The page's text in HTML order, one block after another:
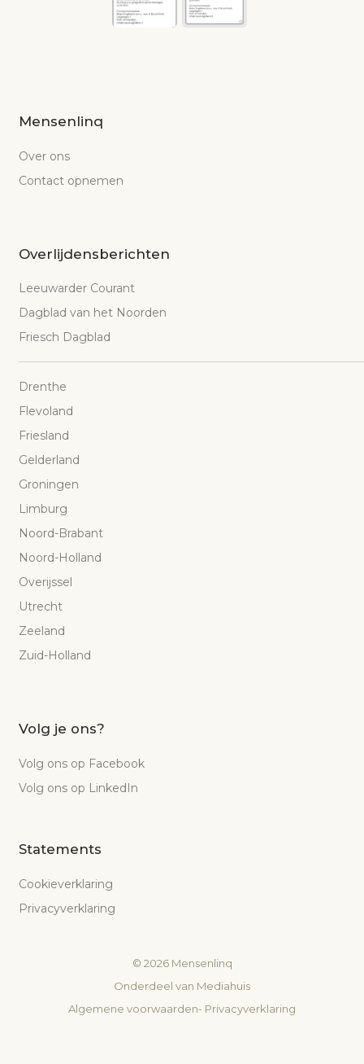
Mensenlinq
Over ons
Contact opnemen
Overlijdensberichten
Leeuwarder Courant
Dagblad van het Noorden
Friesch Dagblad
Drenthe
Flevoland
Friesland
Gelderland
Groningen
Limburg
Noord-Brabant
Noord-Holland
Overijssel
Utrecht
Zeeland
Zuid-Holland
Volg je ons?
Volg ons op Facebook
Volg ons op LinkedIn
Statements
Cookieverklaring
Privacyverklaring
© 2026Mensenlinq
Onderdeel van Mediahuis
Algemene voorwaarden- Privacyverklaring